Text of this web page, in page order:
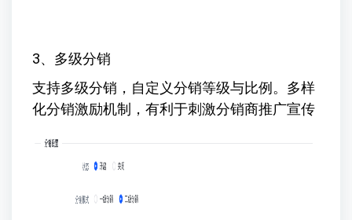
3、多级分销
支持多级分销，自定义分销等级与比例。多样
化分销激励机制，有利于刺激分销商推广宣传